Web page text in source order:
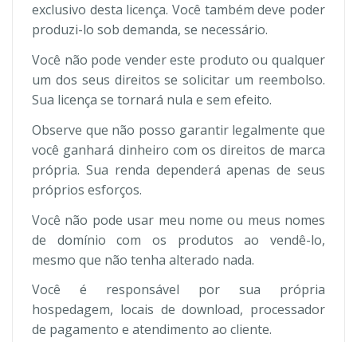
exclusivo desta licença. Você também deve poder
produzi-lo sob demanda, se necessário.
Você não pode vender este produto ou qualquer
um dos seus direitos se solicitar um reembolso.
Sua licença se tornará nula e sem efeito.
Observe que não posso garantir legalmente que
você ganhará dinheiro com os direitos de marca
própria. Sua renda dependerá apenas de seus
próprios esforços.
Você não pode usar meu nome ou meus nomes
de domínio com os produtos ao vendê-lo,
mesmo que não tenha alterado nada.
Você é responsável por sua própria
hospedagem, locais de download, processador
de pagamento e atendimento ao cliente.